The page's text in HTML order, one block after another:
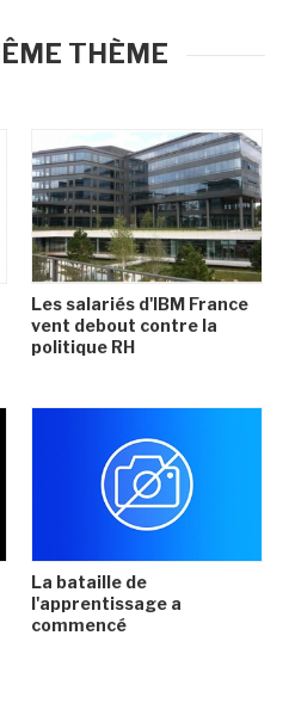
THÈME
Les salariés d'IBM France
vent debout contre la
politique RH
La bataille de
l'apprentissage a
commencé